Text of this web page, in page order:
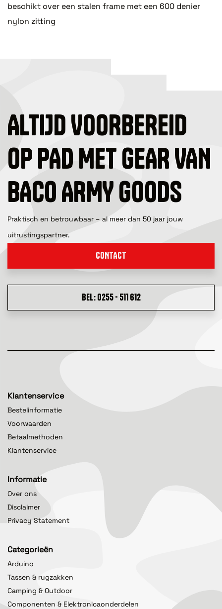
beschikt over een stalen frame met een 600 denier
nylon zitting
ALTIJD VOORBEREID
OP PAD MET GEAR VAN
BACO ARMY GOODS
Praktisch en betrouwbaar – al meer dan 50 jaar jouw
uitrustingspartner.
CONTACT
BEL: 0255 - 511 612
Klantenservice
Bestelinformatie
Voorwaarden
Betaalmethoden
Klantenservice
Informatie
Over ons
Disclaimer
Privacy Statement
Categorieën
Arduino
Tassen & rugzakken
Camping & Outdoor
Componenten & Elektronicaonderdelen